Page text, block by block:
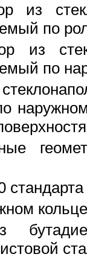
из
по
из
по
кольце